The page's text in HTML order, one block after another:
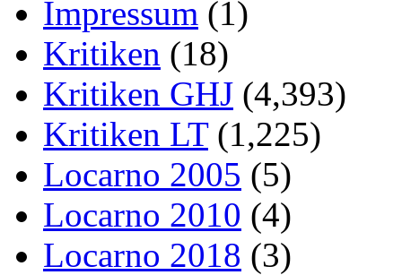
Impressum (1)
Kritiken (18)
Kritiken GHJ (4,393)
Kritiken LT(1,225)
Locarno 2005 (5)
Locarno 2010 (4)
Locarno 2018 (3)